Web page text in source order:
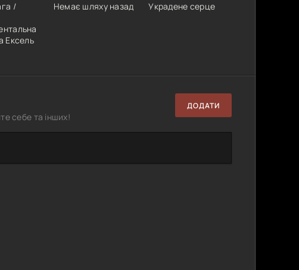
/
Ексель
Немає шляху назад Украдене серце
себе та інших!
ДОДАТИ